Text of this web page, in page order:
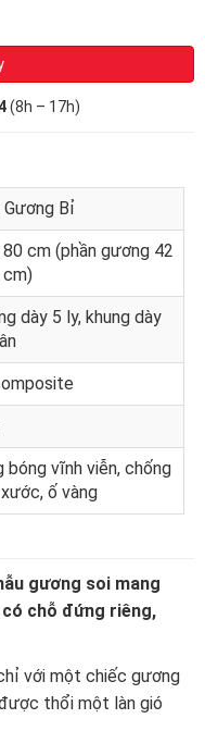
(8h – 17h)
Gương Bỉ
cm (phần gương 42
cm)
dày 5 ly, khung dày
bóng vĩnh viễn, chống
ố vàng
gương soi mang
chỗ đứng riêng,
với một chiếc gương
thổi một làn gió